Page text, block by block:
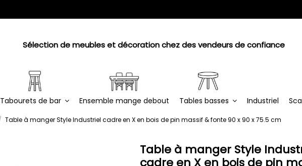
Sélection de meubles et décoration chez des vendeurs de confiance
Tabourets de bar Ensemble mange debout Tables basses Industriel
Table à manger Style Industriel cadre en X en bois de pin massif & fonte 90 x 90 x 75.5 cm
Table à manger Style
cadre en X en bois de pin